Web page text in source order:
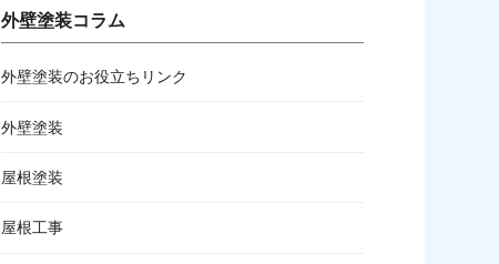
外壁塗装コラム
外壁塗装のお役立ちリンク
外壁塗装
屋根塗装
屋根工事